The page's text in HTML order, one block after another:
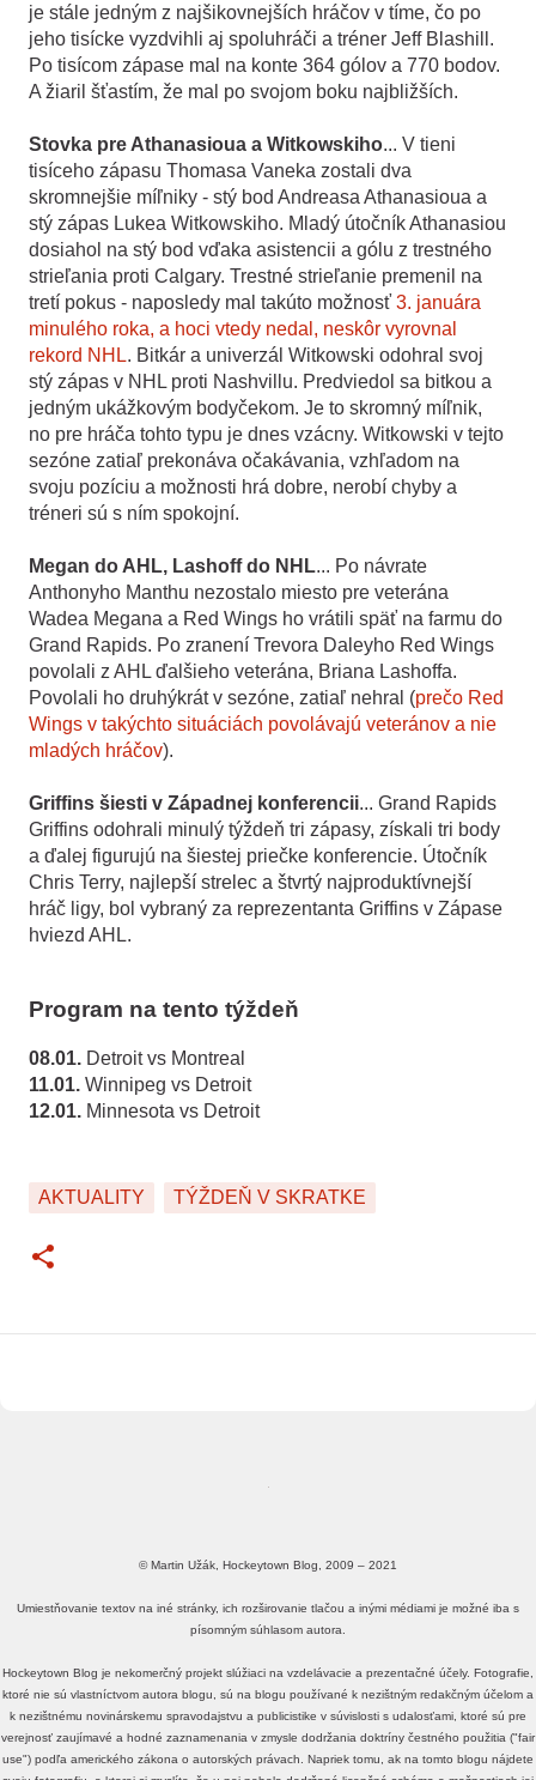
je stále jedným z najšikovnejších hráčov v tíme, čo po
jeho tisícke vyzdvihli aj spoluhráči a tréner Jeff Blashill.
Po tisícom zápase mal na konte 364 gólov a 770 bodov.
A žiaril šťastím, že mal po svojom boku najbližších.
Stovka pre Athanasioua a Witkowskiho... V tieni
tisíceho zápasu Thomasa Vaneka zostali dva
skromnejšie míľniky - stý bod Andreasa Athanasioua a
stý zápas Lukea Witkowskiho. Mladý útočník Athanasiou
dosiahol na stý bod vďaka asistencii a gólu z trestného
strieľania proti Calgary. Trestné strieľanie premenil na
tretí pokus - naposledy mal takúto možnosť 3. januára
minulého roka, a hoci vtedy nedal, neskôr vyrovnal
rekord NHL. Bitkár a univerzál Witkowski odohral svoj
stý zápas v NHL proti Nashvillu. Predviedol sa bitkou a
jedným ukážkovým bodyčekom. Je to skromný míľnik,
no pre hráča tohto typu je dnes vzácny. Witkowski v tejto
sezóne zatiaľ prekonáva očakávania, vzhľadom na
svoju pozíciu a možnosti hrá dobre, nerobí chyby a
tréneri sú s ním spokojní.
Megan do AHL, Lashoff do NHL... Po návrate
Anthonyho Manthu nezostalo miesto pre veterána
Wadea Megana a Red Wings ho vrátili späť na farmu do
Grand Rapids. Po zranení Trevora Daleyho Red Wings
povolali z AHL ďalšieho veterána, Briana Lashoffa.
Povolali ho druhýkrát v sezóne, zatiaľ nehral (prečo Red
Wings v takýchto situáciách povolávajú veteránov a nie
mladých hráčov).
Griffins šiesti v Západnej konferencii... Grand Rapids
Griffins odohrali minulý týždeň tri zápasy, získali tri body
a ďalej figurujú na šiestej priečke konferencie. Útočník
Chris Terry, najlepší strelec a štvrtý najproduktívnejší
hráč ligy, bol vybraný za reprezentanta Griffins v Zápase
hviezd AHL.
Program na tento týždeň
08.01. Detroit vs Montreal
11.01. Winnipeg vs Detroit
12.01. Minnesota vs Detroit
AKTUALITY TÝŽDEŇ V SKRATKE
© Martin Užák, Hockeytown Blog, 2009 – 2021
Umiestňovanie textov na iné stránky, ich rozširovanie tlačou a inými médiami je možné iba s
písomným súhlasom autora.
Hockeytown Blog je nekomerčný projekt slúžiaci na vzdelávacie a prezentačné účely. Fotografie,
ktoré nie sú vlastníctvom autora blogu, sú na blogu používané k nezištným redakčným účelom a
k nezištnému novinárskemu spravodajstvu a publicistike v súvislosti s udalosťami, ktoré sú pre
verejnosť zaujímavé a hodné zaznamenania v zmysle dodržania doktríny čestného použitia ("fair
use") podľa amerického zákona o autorských právach. Napriek tomu, ak na tomto blogu nájdete